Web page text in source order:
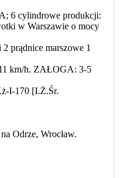
6 cylindrowe produkcji:
w Warszawie o mocy
prądnice marszowe 1
km/h. ZAŁOGA: 3-5
I-170 [I.Ż.Śr.
Odrze, Wrocław.